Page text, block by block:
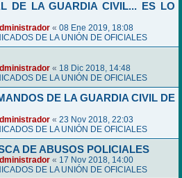
DE LA GUARDIA CIVIL... ES LO
« 08 Ene 2019, 18:08
DE LA UNIÓN DE OFICIALES
« 18 Dic 2018, 14:48
DE LA UNIÓN DE OFICIALES
DE LA GUARDIA CIVIL DE
« 23 Nov 2018, 22:03
DE LA UNIÓN DE OFICIALES
DE ABUSOS POLICIALES
« 17 Nov 2018, 14:00
DE LA UNIÓN DE OFICIALES